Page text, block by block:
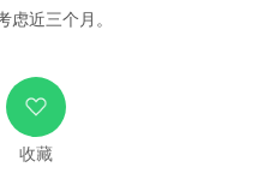
虑近三个月。
收藏